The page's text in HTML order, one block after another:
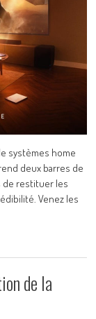
systèmes home
deux barres de
de restituer les
Venez les
de la